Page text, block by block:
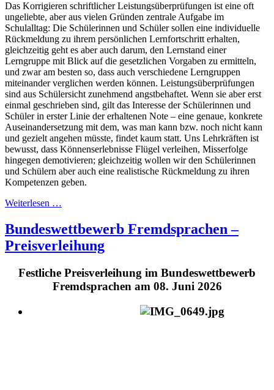
Das Korrigieren schriftlicher Leistungsüberprüfungen ist eine oft
ungeliebte, aber aus vielen Gründen zentrale Aufgabe im
Schulalltag: Die Schülerinnen und Schüler sollen eine individuelle
Rückmeldung zu ihrem persönlichen Lernfortschritt erhalten,
gleichzeitig geht es aber auch darum, den Lernstand einer
Lerngruppe mit Blick auf die gesetzlichen Vorgaben zu ermitteln,
und zwar am besten so, dass auch verschiedene Lerngruppen
miteinander verglichen werden können. Leistungsüberprüfungen
sind aus Schülersicht zunehmend angstbehaftet. Wenn sie aber erst
einmal geschrieben sind, gilt das Interesse der Schülerinnen und
Schüler in erster Linie der erhaltenen Note – eine genaue, konkrete
Auseinandersetzung mit dem, was man kann bzw. noch nicht kann
und gezielt angehen müsste, findet kaum statt. Uns Lehrkräften ist
bewusst, dass Könnenserlebnisse Flügel verleihen, Misserfolge
hingegen demotivieren; gleichzeitig wollen wir den Schülerinnen
und Schülern aber auch eine realistische Rückmeldung zu ihren
Kompetenzen geben.
Weiterlesen …
Bundeswettbewerb Fremdsprachen –
Preisverleihung
Festliche Preisverleihung im Bundeswettbewerb
Fremdsprachen am 08. Juni 2026